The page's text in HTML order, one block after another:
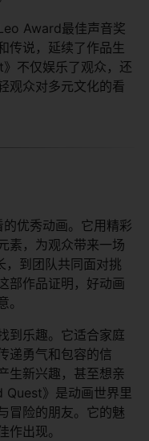
Award最佳声音奖
传说，延续了作品生
不仅娱乐了观众，还
观众对多元文化的看
优秀动画。它用精彩
素，为观众带来一场
，到团队共同面对挑
部作品证明，好动画
到乐趣。它适合家庭
递勇气和包容的信
生新兴趣，甚至想亲
Quest》是动画世界里
冒险的朋友。它的魅
出现。